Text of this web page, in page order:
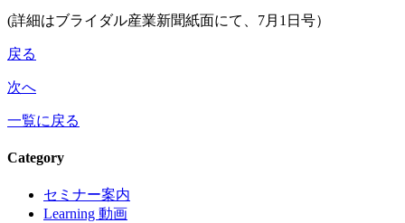
(詳細はブライダル産業新聞紙面にて、7月1日号）
戻る
次へ
一覧に戻る
Category
セミナー案内
Learning 動画